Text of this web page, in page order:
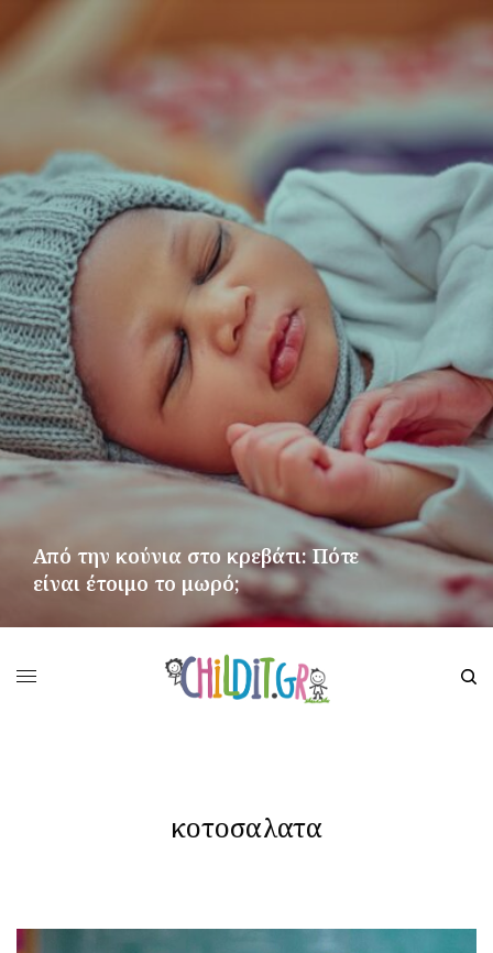
Από την κούνια στο κρεβάτι: Πότε
είναι έτοιμο το μωρό;
κοτοσαλατα